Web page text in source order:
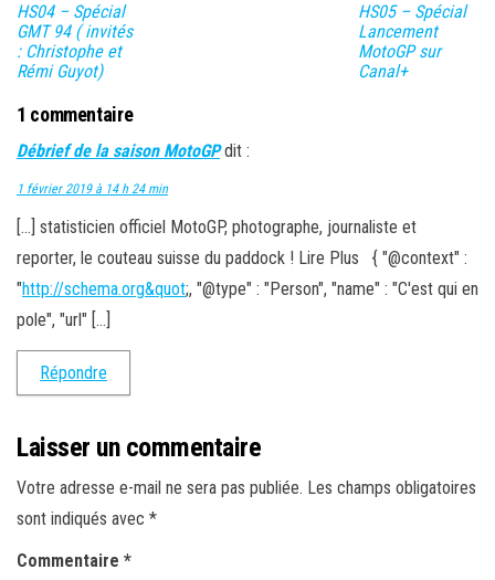
HS04 – Spécial
GMT 94 ( invités
: Christophe et
Rémi Guyot)
HS05 – Spécial
Lancement
MotoGP sur
Canal+
1 commentaire
Débrief de la saison MotoGP dit :
1 février 2019 à 14 h 24 min
[…] statisticien officiel MotoGP, photographe, journaliste et
reporter, le couteau suisse du paddock ! Lire Plus { "@context" :
"http://schema.org&quot;, "@type" : "Person", "name" : "C'est qui en
pole", "url" […]
Répondre
Laisser un commentaire
Votre adresse e-mail ne sera pas publiée. Les champs obligatoires
sont indiqués avec *
Commentaire *